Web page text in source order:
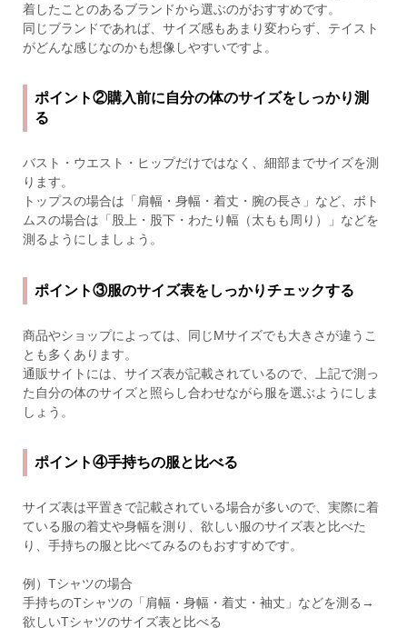
着したことのあるブランドから選ぶのがおすすめです。
同じブランドであれば、サイズ感もあまり変わらず、テイスト
がどんな感じなのかも想像しやすいですよ。
ポイント②購入前に自分の体のサイズをしっかり測
る
バスト・ウエスト・ヒップだけではなく、細部までサイズを測
ります。
トップスの場合は「肩幅・身幅・着丈・腕の長さ」など、ボト
ムスの場合は「股上・股下・わたり幅（太もも周り）」などを
測るようにしましょう。
ポイント③服のサイズ表をしっかりチェックする
商品やショップによっては、同じMサイズでも大きさが違うこ
とも多くあります。
通販サイトには、サイズ表が記載されているので、上記で測っ
た自分の体のサイズと照らし合わせながら服を選ぶようにしま
しょう。
ポイント④手持ちの服と比べる
サイズ表は平置きで記載されている場合が多いので、実際に着
ている服の着丈や身幅を測り、欲しい服のサイズ表と比べた
り、手持ちの服と比べてみるのもおすすめです。
例）Tシャツの場合
手持ちのTシャツの「肩幅・身幅・着丈・袖丈」などを測る→
欲しいTシャツのサイズ表と比べる